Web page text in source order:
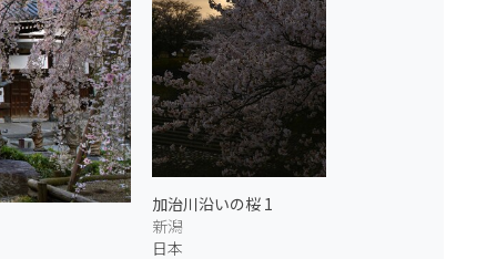
加治川沿いの桜 1
新潟
日本